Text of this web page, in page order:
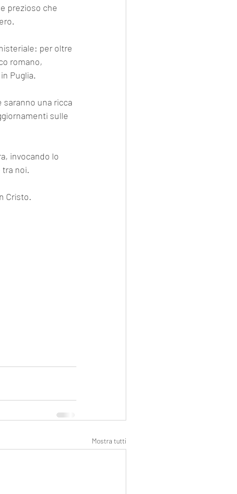
prezioso che
per oltre
romano,
Puglia.
saranno una ricca
sulle
invocando lo
noi.
Cristo.
Mostra tutti